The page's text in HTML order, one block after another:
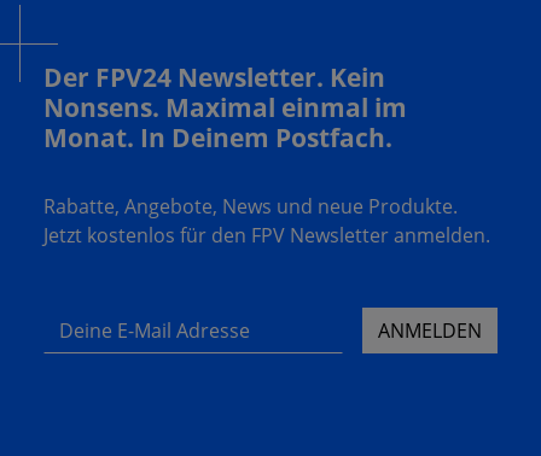
Der FPV24 Newsletter. Kein
Nonsens. Maximal einmal im
Monat. In Deinem Postfach.
Rabatte, Angebote, News und neue Produkte.
Jetzt kostenlos für den FPV Newsletter anmelden.
Deine E-Mail Adresse ANMELDEN